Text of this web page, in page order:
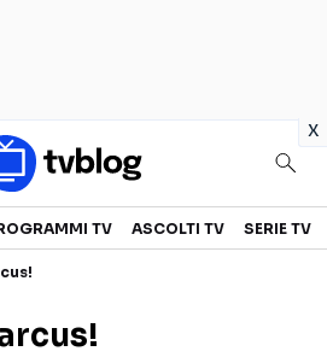
x
SERIE TV
TV ASCOLTI TV SERIE TV